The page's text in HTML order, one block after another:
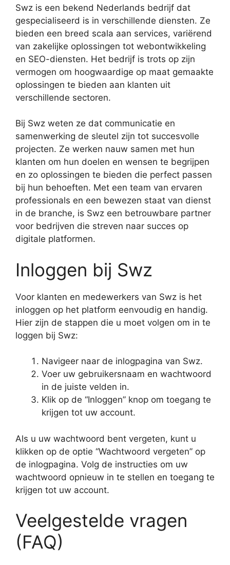
Swz is een bekend Nederlands bedrijf dat
gespecialiseerd is in verschillende diensten. Ze
bieden een breed scala aan services, variërend
van zakelijke oplossingen tot webontwikkeling
en SEO-diensten. Het bedrijf is trots op zijn
vermogen om hoogwaardige op maat gemaakte
oplossingen te bieden aan klanten uit
verschillende sectoren.
Bij Swz weten ze dat communicatie en
samenwerking de sleutel zijn tot succesvolle
projecten. Ze werken nauw samen met hun
klanten om hun doelen en wensen te begrijpen
en zo oplossingen te bieden die perfect passen
bij hun behoeften. Met een team van ervaren
professionals en een bewezen staat van dienst
in de branche, is Swz een betrouwbare partner
voor bedrijven die streven naar succes op
digitale platformen.
Inloggen bij Swz
Voor klanten en medewerkers van Swz is het
inloggen op het platform eenvoudig en handig.
Hier zijn de stappen die u moet volgen om in te
loggen bij Swz:
Navigeer naar de inlogpagina van Swz.
Voer uw gebruikersnaam en wachtwoord
in de juiste velden in.
Klik op de “Inloggen” knop om toegang te
krijgen tot uw account.
Als u uw wachtwoord bent vergeten, kunt u
klikken op de optie “Wachtwoord vergeten” op
de inlogpagina. Volg de instructies om uw
wachtwoord opnieuw in te stellen en toegang te
krijgen tot uw account.
Veelgestelde vragen
(FAQ)